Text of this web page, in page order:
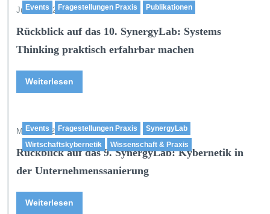
Events Fragestellungen Praxis Publikationen
Juni 18,2026
Rückblick auf das 10. SynergyLab: Systems
Thinking praktisch erfahrbar machen
Weiterlesen
Events Fragestellungen Praxis
SynergyLab
Wirtschaftskybernetik
Wissenschaft & Praxis
Mai 22,2026
Rückblick auf das 9. SynergyLab: Kybernetik in
der Unternehmenssanierung
Weiterlesen